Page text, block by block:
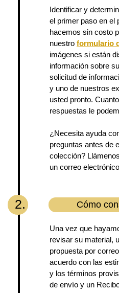
Identificar y
el primer paso en el
hacemos sin costo
nuestro formulario
imágenes si están
información sobre
solicitud de
y uno de nuestros
usted pronto.
respuestas le
¿Necesita ayuda
preguntas antes de
colección?
un correo
2. Cómo
Una vez que
revisar su material,
propuesta por
acuerdo con las
y los términos
de envío y un